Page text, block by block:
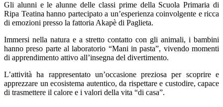
Gli alunni e le alunne delle classi prime della Scuola Primaria di
Ripa Teatina hanno partecipato a un’esperienza coinvolgente e ricca
di emozioni presso la fattoria Akapè di Paglieta.
Immersi nella natura e a stretto contatto con gli animali, i bambini
hanno preso parte al laboratorio “Mani in pasta”, vivendo momenti
di apprendimento attivo all’insegna del divertimento.
L’attività ha rappresentato un’occasione preziosa per scoprire e
apprezzare un ecosistema autentico, da rispettare e custodire, capace
di trasmettere il calore e i valori della vita “di casa”.